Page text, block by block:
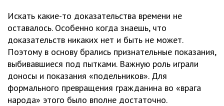
Искать какие-то доказательства времени не
оставалось. Особенно когда знаешь, что
доказательств никаких нет и быть не может.
Поэтому в основу брались признательные показания,
выбивавшиеся под пытками. Важную роль играли
доносы и показания «подельников». Для
формального превращения гражданина во «врага
народа» этого было вполне достаточно.